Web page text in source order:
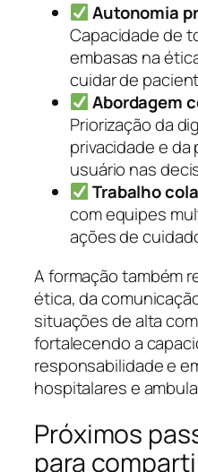
Autonomia
Capacidade de
embasas na
cuidar de
Abordagem
Priorização da
privacidade e
usuário nas
Trabalho
com equipes
ações de
A formação também
ética, da
situações de alta
fortalecendo a
responsabilidade e
hospitalares e
Próximos
para